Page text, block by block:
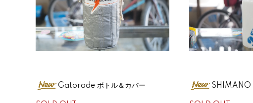
Gatorade ボトル＆カバー SHIMANO